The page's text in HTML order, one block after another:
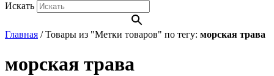
Искать
Главная /Товары из "Метки товаров" по тегу: морская трава
морская трава